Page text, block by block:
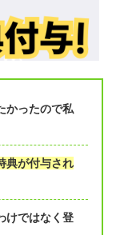
かったので私
典が付与され
けではなく登